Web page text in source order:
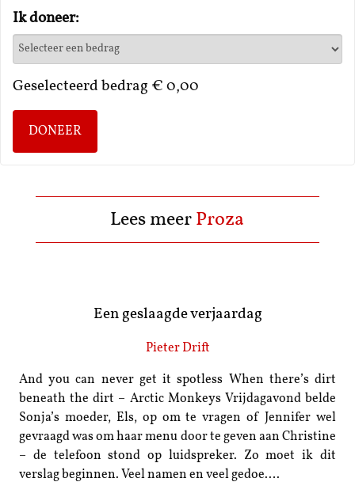
Ik doneer:
Geselecteerd bedrag € 0,00
DONEER
Lees meer Proza
Een geslaagde verjaardag
Pieter Drift
And you can never get it spotless When there’s dirt
beneath the dirt – Arctic Monkeys Vrijdagavond belde
Sonja’s moeder, Els, op om te vragen of Jennifer wel
gevraagd was om haar menu door te geven aan Christine
– de telefoon stond op luidspreker. Zo moet ik dit
verslag beginnen. Veel namen en veel gedoe.…